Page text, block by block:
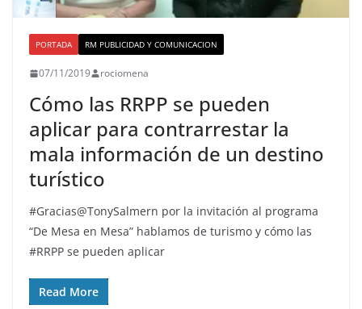
PORTADA RM PUBLICIDAD Y COMUNICACION
07/11/2019 rociomena
Cómo las RRPP se pueden
aplicar para contrarrestar la
mala información de un destino
turístico
#Gracias@TonySalmern por la invitación al programa
“De Mesa en Mesa” hablamos de turismo y cómo las
#RRPP se pueden aplicar
Read More